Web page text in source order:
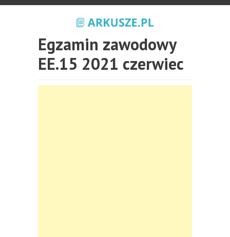
Egzamin zawodowy
EE.15 2021 czerwiec